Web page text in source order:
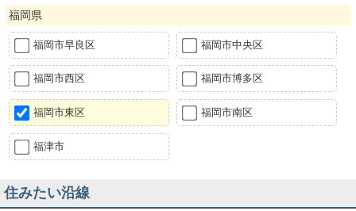
福岡県
福岡市早良区 福岡市中央区
福岡市西区 福岡市博多区
福岡市東区 福岡市南区
福津市
住みたい沿線